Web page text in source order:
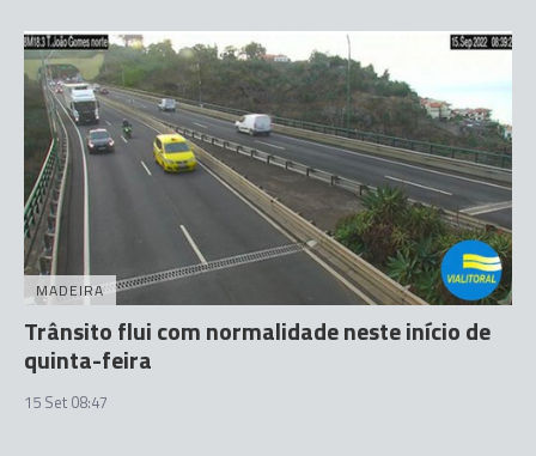
MADEIRA
Trânsito flui com normalidade neste início de
quinta-feira
15 Set 08:47